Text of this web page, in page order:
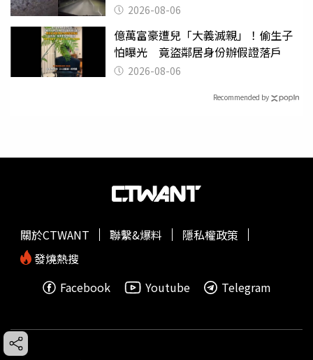
2026-08-06
億萬富豪遭兒「大義滅親」！偷生子
怕曝光 竟盜鄰居身份辦假證落戶
2026-08-06
Recommended by
關於CTWANT 聯繫&爆料
隱私權政策
發燒熱搜
Facebook
Youtube Telegram